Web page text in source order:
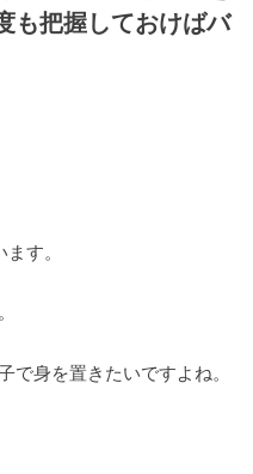
も把握しておけばバ
す。
で身を置きたいですよね。